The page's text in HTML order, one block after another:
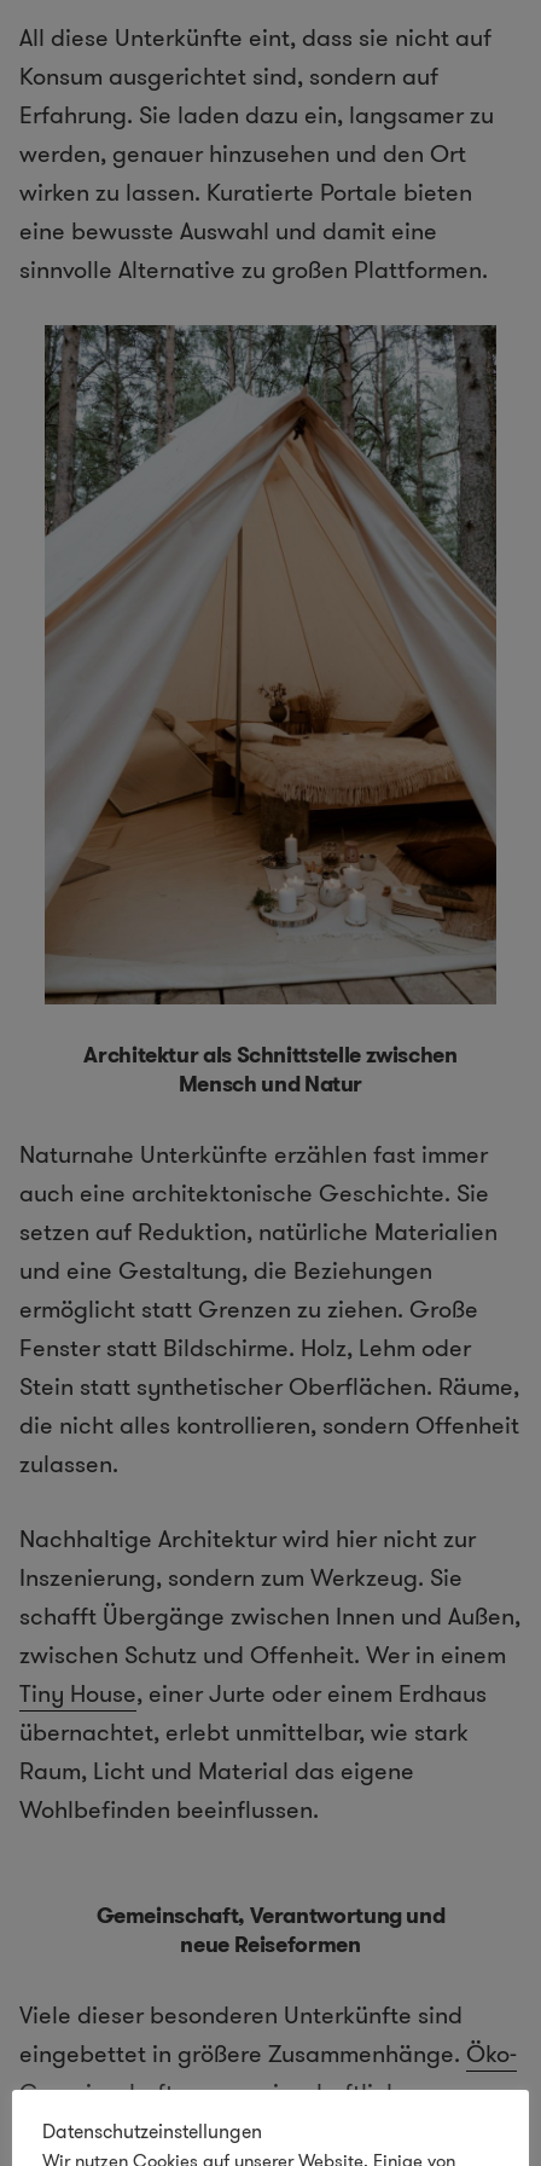
All diese Unterkünfte eint, dass sie nicht auf
Konsum ausgerichtet sind, sondern auf
Erfahrung. Sie laden dazu ein, langsamer zu
werden, genauer hinzusehen und den Ort
wirken zu lassen. Kuratierte Portale bieten
eine bewusste Auswahl und damit eine
sinnvolle Alternative zu großen Plattformen.
Architektur als Schnittstelle zwischen
Mensch und Natur
Naturnahe Unterkünfte erzählen fast immer
auch eine architektonische Geschichte. Sie
setzen auf Reduktion, natürliche Materialien
und eine Gestaltung, die Beziehungen
ermöglicht statt Grenzen zu ziehen. Große
Fenster statt Bildschirme. Holz, Lehm oder
Stein statt synthetischer Oberflächen. Räume,
die nicht alles kontrollieren, sondern Offenheit
zulassen.
Nachhaltige Architektur wird hier nicht zur
Inszenierung, sondern zum Werkzeug. Sie
schafft Übergänge zwischen Innen und Außen,
zwischen Schutz und Offenheit. Wer in einem
Tiny House, einer Jurte oder einem Erdhaus
übernachtet, erlebt unmittelbar, wie stark
Raum, Licht und Material das eigene
Wohlbefinden beeinflussen.
Gemeinschaft, Verantwortung und
neue Reiseformen
Viele dieser besonderen Unterkünfte sind
eingebettet in größere Zusammenhänge. Öko-
Gemeinschaften, gemeinschaftlich
betriebene Höfe oder kleine, bewusst geführte
Datenschutzeinstellungen
Wir nutzen Cookies auf unserer Website. Einige von